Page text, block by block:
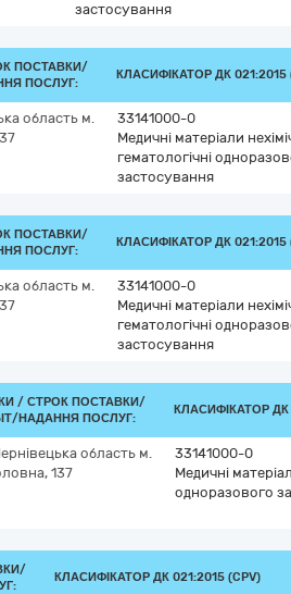
застосування
ПОСТАВКИ/
ПОСЛУГ:
КЛАСИФІКАТОР ДК 021:2015
область м.
33141000-0
Медичні матеріали
гематологічні
застосування
ПОСТАВКИ/
ПОСЛУГ:
КЛАСИФІКАТОР ДК 021:2015
область м.
33141000-0
Медичні матеріали
гематологічні
застосування
/ СТРОК ПОСТАВКИ/
НАДАННЯ ПОСЛУГ:
КЛАСИФІКАТОР ДК
область м.
137
33141000-0
Медичні
одноразового
КЛАСИФІКАТОР ДК 021:2015 (CPV)